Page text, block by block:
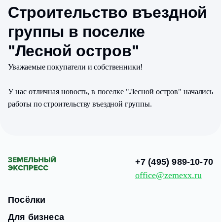
Строительство въездной
группы в поселке
"Лесной остров"
Уважаемые покупатели и собственники!
У нас отличная новость, в поселке "Лесной остров" начались
работы по строительству въездной группы.
Посёлки
Для бизнеса
+7 (495) 989-10-70
office@zemexx.ru